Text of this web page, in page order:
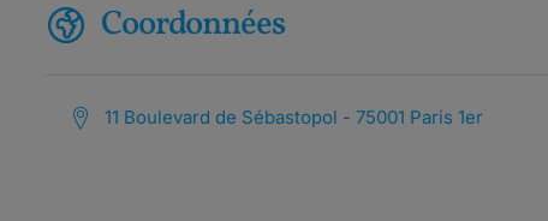
Coordonnées
11 Boulevard de Sébastopol - 75001 Paris 1er